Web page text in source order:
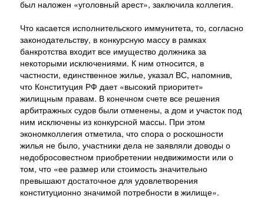
был наложен «уголовный арест», заключила коллегия.
Что касается исполнительского иммунитета, то, согласно
законодательству, в конкурсную массу в рамках
банкротства входит все имущество должника за
некоторыми исключениями. К ним относится, в
частности, единственное жилье, указал ВС, напомнив,
что Конституция РФ дает «высокий приоритет»
жилищным правам. В конечном счете все решения
арбитражных судов были отменены, а дом и участок под
ним исключены из конкурсной массы. При этом
экономколлегия отметила, что спора о роскошности
жилья не было, участники дела не заявляли доводы о
недобросовестном приобретении недвижимости или о
том, что «ее размер или стоимость значительно
превышают достаточное для удовлетворения
конституционно значимой потребности в жилище».